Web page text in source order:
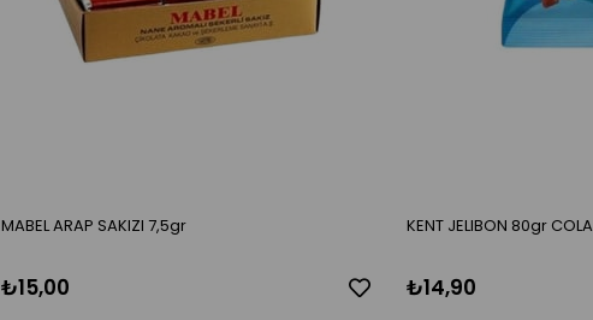
MABEL ARAP SAKIZI 7,5gr
₺15,00
KENT JELIBON 80gr COLA
₺14,90